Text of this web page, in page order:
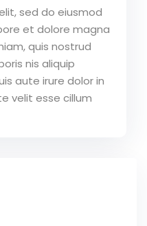
sed do eiusmod
et dolore magna
quis nostrud
nis aliquip
aute irure dolor in
velit esse cillum